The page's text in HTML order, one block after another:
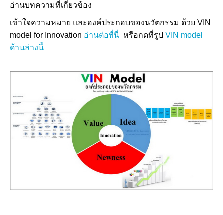
อ่านบทความที่เกี่ยวข้อง
เข้าใจความหมาย และองค์ประกอบของนวัตกรรม ด้วย VIN
model for Innovation อ่านต่อที่นี่ หรือกดที่รูป VIN model
ด้านล่างนี้